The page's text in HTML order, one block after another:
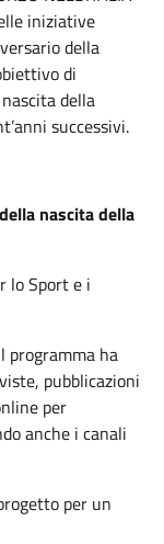
iniziative
della
di
della
successivi.
nascita della
lo Sport e i
programma ha
pubblicazioni
per
anche i canali
per un